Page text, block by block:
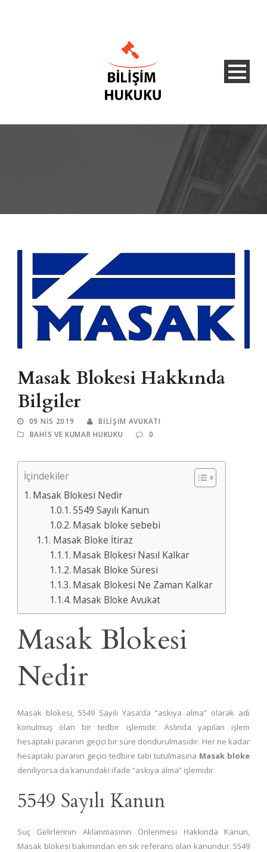
Masak Blokesi Hakkında
Bilgiler
09 NIS 2019
BILIŞIM AVUKATI
BAHIS VE KUMAR HUKUKU
0
İçindekiler
Masak Blokesi Nedir
5549 Sayılı Kanun
Masak bloke sebebi
Masak Bloke İtiraz
Masak Blokesi Nasıl Kalkar
Masak Bloke Süresi
Masak Blokesi Ne Zaman Kalkar
Masak Bloke Avukat
Masak Blokesi
Nedir
Masak blokesi, 5549 Sayılı Yasa’da “askıya alma” olarak adı
konulmuş olan bir tedbir işlemidir. Aslında yapılan işlem
hesaptaki paranın geçici bir süre dondurulmasıdır. Her ne kadar
hesaptaki paranın geçici tedbire tabi tutulmasına Masak bloke
deniliyorsa da kanundaki ifade “askıya alma” işlemidir.
5549 Sayılı Kanun
Suç Gelirlerinin Aklanmasının Önlenmesi Hakkında Kanun,
Masak blokesi bakımından en sık referans olan kanundur. 5549